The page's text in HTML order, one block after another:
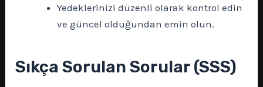
Yedeklerinizi düzenli olarak kontrol edin
ve güncel olduğundan emin olun.
Sıkça Sorulan Sorular (SSS)